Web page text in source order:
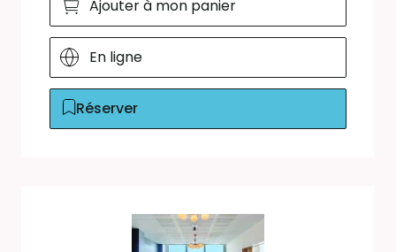
Ajouter à mon panier
En ligne
Réserver